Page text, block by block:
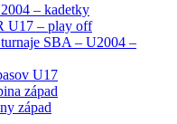
– kadetky
U17 – play off
SBA – U2004 –
U17
západ
západ